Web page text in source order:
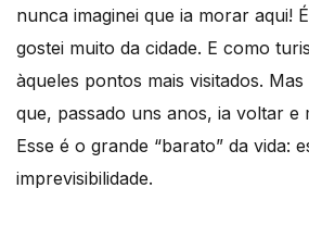
nunca imaginei que ia morar aqui!
gostei muito da cidade. E como
àqueles pontos mais visitados.
que, passado uns anos, ia voltar
Esse é o grande “barato” da vida:
imprevisibilidade.